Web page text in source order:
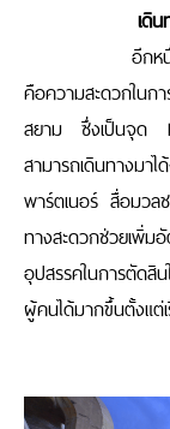
เดิ
อีกห
คือความสะดวกใน
สยาม ซึ่งเป็นจุด
สามารถเดินทางม
พาร์ตเนอร์ สื่อมวล
ทางสะดวกช่วยเพิ่
อุปสรรคในการตัดสิ
ผู้คนได้มากขึ้นตั้งแต่